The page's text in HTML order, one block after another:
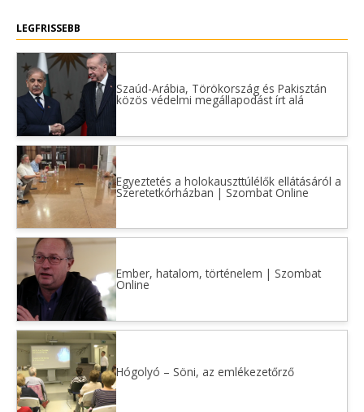
LEGFRISSEBB
Szaúd-Arábia, Törökország és Pakisztán
közös védelmi megállapodást írt alá
Egyeztetés a holokauszttúlélők ellátásáról a
Szeretetkórházban | Szombat Online
Ember, hatalom, történelem | Szombat
Online
Hógolyó – Söni, az emlékezetőrző